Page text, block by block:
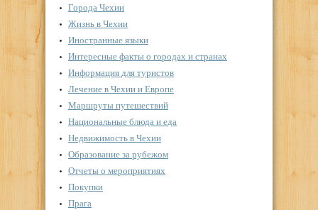
Города Чехии
Жизнь в Чехии
Иностранные языки
Интересные факты о городах и странах
Информация для туристов
Лечение в Чехии и Европе
Маршруты путешествий
Национальные блюда и еда
Недвижимость в Чехии
Образование за рубежом
Отчеты о мероприятиях
Покупки
Прага